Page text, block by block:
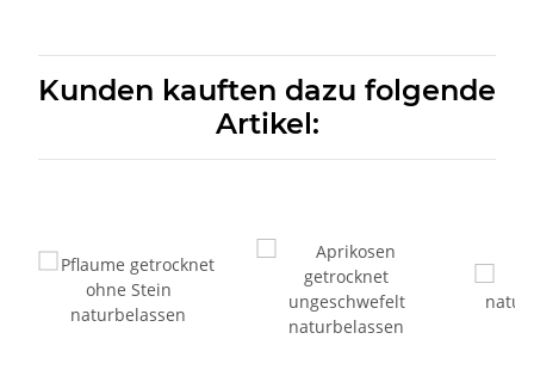
Kunden kauften dazu folgende
Artikel: